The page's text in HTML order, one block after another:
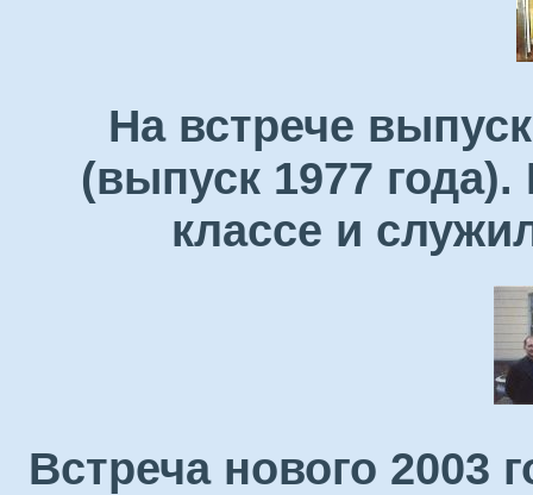
На встрече
(выпуск 1977
классе и
Встреча нового 2003